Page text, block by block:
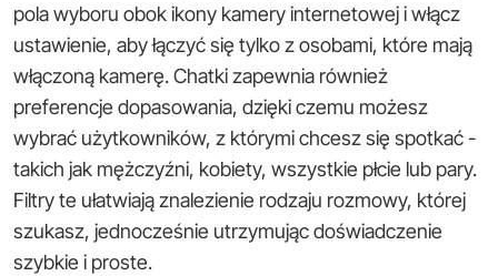
pola wyboru obok ikony kamery internetowej i włącz
ustawienie, aby łączyć się tylko z osobami, które mają
włączoną kamerę. Chatki zapewnia również
preferencje dopasowania, dzięki czemu możesz
wybrać użytkowników, z którymi chcesz się spotkać -
takich jak mężczyźni, kobiety, wszystkie płcie lub pary.
Filtry te ułatwiają znalezienie rodzaju rozmowy, której
szukasz, jednocześnie utrzymując doświadczenie
szybkie i proste.